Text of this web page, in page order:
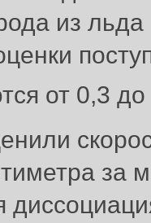
из
от 0,3
за